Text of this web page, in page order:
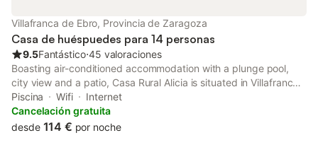
Villafranca de Ebro, Provincia de Zaragoza
Casa de huéspuedes para 14 personas
9.5Fantástico⋅45 valoraciones
Boasting air-conditioned accommodation with a plunge pool,
city view and a patio, Casa Rural Alicia is situated in Villafranca
de Ebro. This property offers access to a balcony, free private
parking and free WiFi.
Piscina Wifi
Internet
Cancelación gratuita
desde 114 € por noche